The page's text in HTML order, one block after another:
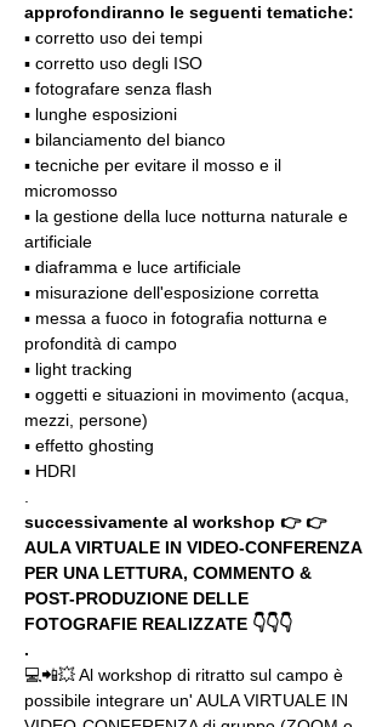
approfondiranno le seguenti tematiche:
▪️ corretto uso dei tempi
▪️ corretto uso degli ISO
▪️ fotografare senza flash
▪️ lunghe esposizioni
▪️ bilanciamento del bianco
▪️ tecniche per evitare il mosso e il
micromosso
▪️ la gestione della luce notturna naturale e
artificiale
▪️ diaframma e luce artificiale
▪️ misurazione dell'esposizione corretta
▪️ messa a fuoco in fotografia notturna e
profondità di campo
▪️ light tracking
▪️ oggetti e situazioni in movimento (acqua,
mezzi, persone)
▪️ effetto ghosting
▪️ HDRI
successivamente al workshop 👉 👉
AULA VIRTUALE IN VIDEO-CONFERENZA
PER UNA LETTURA, COMMENTO &
POST-PRODUZIONE DELLE
FOTOGRAFIE REALIZZATE 👇👇👇
.
💻📲💥 Al workshop di ritratto sul campo è
possibile integrare un' AULA VIRTUALE IN